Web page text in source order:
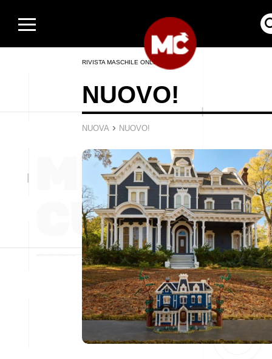
RIVISTA MASCHILE ONLINE
NUOVO!
NUOVA › NUOVO!